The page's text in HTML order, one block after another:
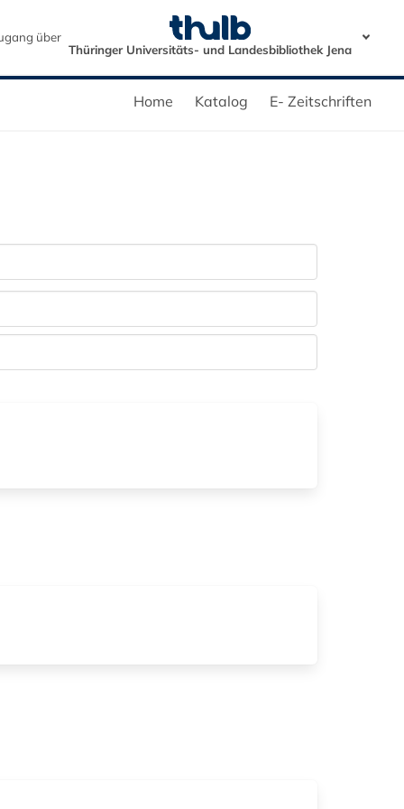
über
Thüringer Universitäts- und Landesbibliothek Jena
Home Katalog E- Zeitschriften